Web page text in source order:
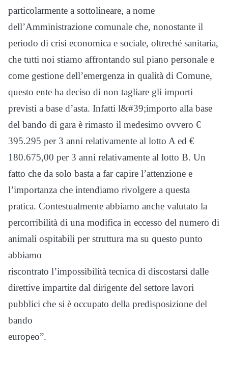
particolarmente a sottolineare, a nome
dell’Amministrazione comunale che, nonostante il
periodo di crisi economica e sociale, oltreché sanitaria,
che tutti noi stiamo affrontando sul piano personale e
come gestione dell’emergenza in qualità di Comune,
questo ente ha deciso di non tagliare gli importi
previsti a base d’asta. Infatti l&#39;importo alla base
del bando di gara è rimasto il medesimo ovvero €
395.295 per 3 anni relativamente al lotto A ed €
180.675,00 per 3 anni relativamente al lotto B. Un
fatto che da solo basta a far capire l’attenzione e
l’importanza che intendiamo rivolgere a questa
pratica. Contestualmente abbiamo anche valutato la
percorribilità di una modifica in eccesso del numero di
animali ospitabili per struttura ma su questo punto
abbiamo
riscontrato l’impossibilità tecnica di discostarsi dalle
direttive impartite dal dirigente del settore lavori
pubblici che si è occupato della predisposizione del
bando
europeo”.